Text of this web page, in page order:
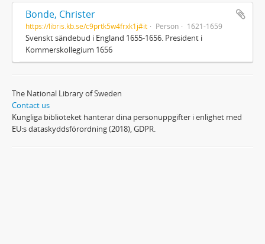
Bonde, Christer
https://libris.kb.se/c9prtk5w4frxk1j#it Person 1621-1659
Svenskt sändebud i England 1655-1656. President i
Kommerskollegium 1656
The National Library of Sweden
Contact us
Kungliga biblioteket hanterar dina personuppgifter i enlighet med
EU:s dataskyddsförordning (2018), GDPR.